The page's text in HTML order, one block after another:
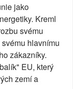
jako
Kreml
svému
hlavnímu
zákazníky.
EU, který
zemí a